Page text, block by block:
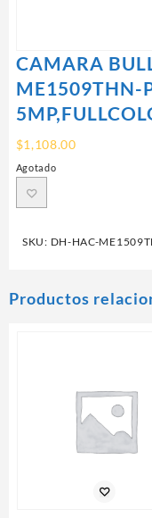
CAMARA
ME1509THN-
$1,108.00
Agotado
SKU: DH-HAC-
Productos